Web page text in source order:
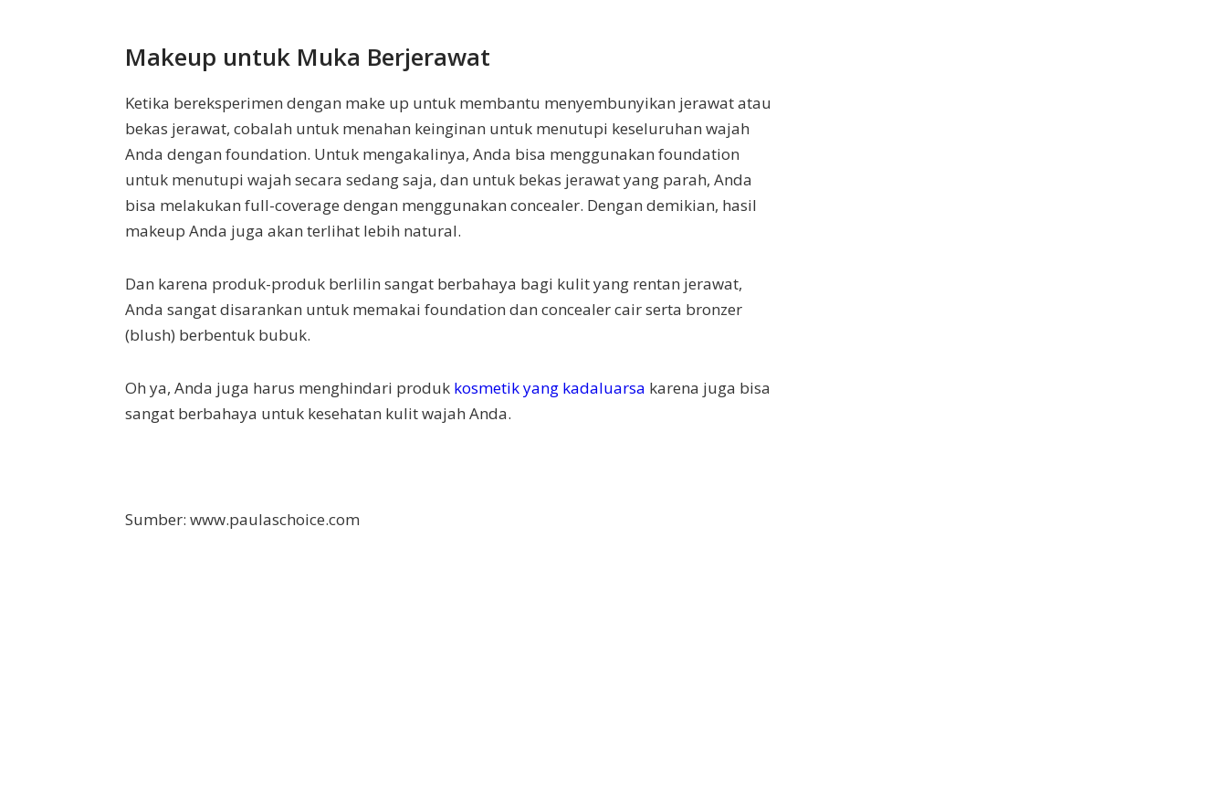
Makeup untuk Muka Berjerawat
Ketika bereksperimen dengan make up untuk membantu menyembunyikan jerawat atau
bekas jerawat, cobalah untuk menahan keinginan untuk menutupi keseluruhan wajah
Anda dengan foundation. Untuk mengakalinya, Anda bisa menggunakan foundation
untuk menutupi wajah secara sedang saja, dan untuk bekas jerawat yang parah, Anda
bisa melakukan full-coverage dengan menggunakan concealer. Dengan demikian, hasil
makeup Anda juga akan terlihat lebih natural.
Dan karena produk-produk berlilin sangat berbahaya bagi kulit yang rentan jerawat,
Anda sangat disarankan untuk memakai foundation dan concealer cair serta bronzer
(blush) berbentuk bubuk.
Oh ya, Anda juga harus menghindari produk kosmetik yang kadaluarsa karena juga bisa
sangat berbahaya untuk kesehatan kulit wajah Anda.
Sumber: www.paulaschoice.com